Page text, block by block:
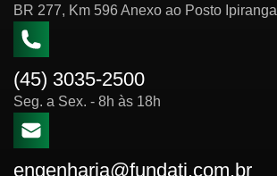
BR 277, Km 596 Anexo ao Posto Ipiranga
(45) 3035-2500
Seg. a Sex. - 8h às 18h
engenharia@fundati.com.br